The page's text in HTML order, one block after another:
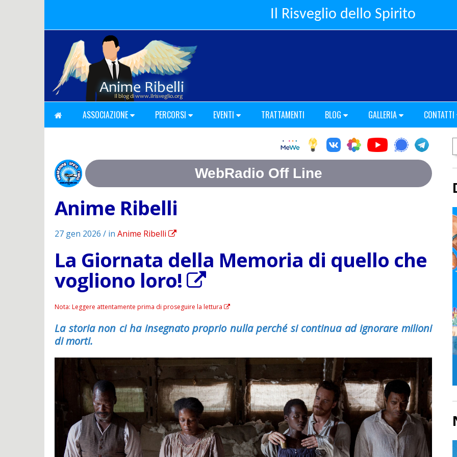
Il Risveglio dello Spirito
ASSOCIAZIONE PERCORSI EVENTI TRATTAMENTI BLOG GALLERIA CONTATTI
Anime Ribelli
27 gen 2026 / in Anime Ribelli
La Giornata della Memoria di quello che
vogliono loro!
Nota: Leggere attentamente prima di proseguire la lettura
La storia non ci ha insegnato proprio nulla perché si continua ad ignorare milioni
di morti.